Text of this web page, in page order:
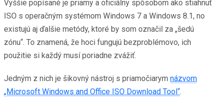
Vyššie popísané je priamy a oficiálny spôsobom ako stiahnuť
ISO s operačným systémom Windows 7 a Windows 8.1, no
existujú aj ďalšie metódy, ktoré by som označil za „šedú
zónu“. To znamená, že hoci fungujú bezproblémovo, ich
použitie si každý musí poriadne zvážiť.
Jedným z nich je šikovný nástroj s priamočiarym názvom
„Microsoft Windows and Office ISO Download Tool“.